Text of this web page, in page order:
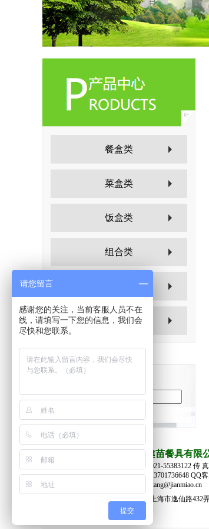
餐盒类
菜盒类
饭盒类
组合类
保温系列
上海健苗餐具有限
电 话：021-55383122 传
手 机：13701736648 QQ
Email：kang@jianmiao.cn
地 址：上海市逸仙路432
请您留言
感谢您的关注，当前客服人员不在
线，请填写一下您的信息，我们会
尽快和您联系。
提交